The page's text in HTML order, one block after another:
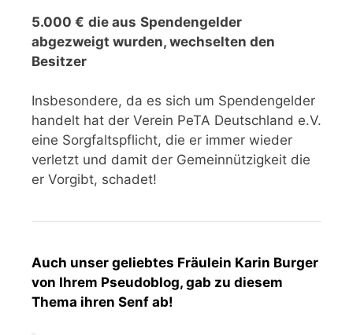
5.000 € die aus Spendengelder
abgezweigt wurden, wechselten den
Besitzer
Insbesondere, da es sich um Spendengelder
handelt hat der Verein PeTA Deutschland e.V.
eine Sorgfaltspflicht, die er immer wieder
verletzt und damit der Gemeinnützigkeit die
er Vorgibt, schadet!
Auch unser geliebtes Fräulein Karin Burger
von Ihrem Pseudoblog, gab zu diesem
Thema ihren Senf ab!